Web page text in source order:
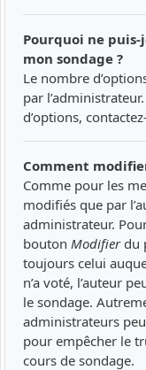
Pourquoi ne puis-
mon sondage ?
Le nombre
par
d’options,
Comment
Comme pour les
modifiés que par
administrateur.
bouton Modifierdu
toujours celui
n’a voté, l’auteur
le sondage.
administrateurs
pour empêcher le
cours de sondage.